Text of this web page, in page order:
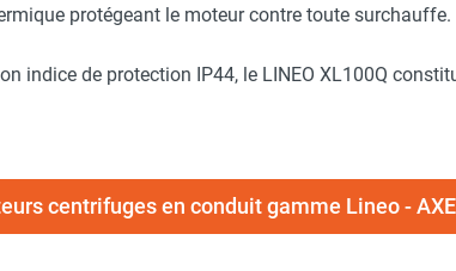
protégeant le moteur contre toute surchauffe.
indice de protection IP44, le LINEO XL100Q
centrifuges en conduit gamme Lineo -